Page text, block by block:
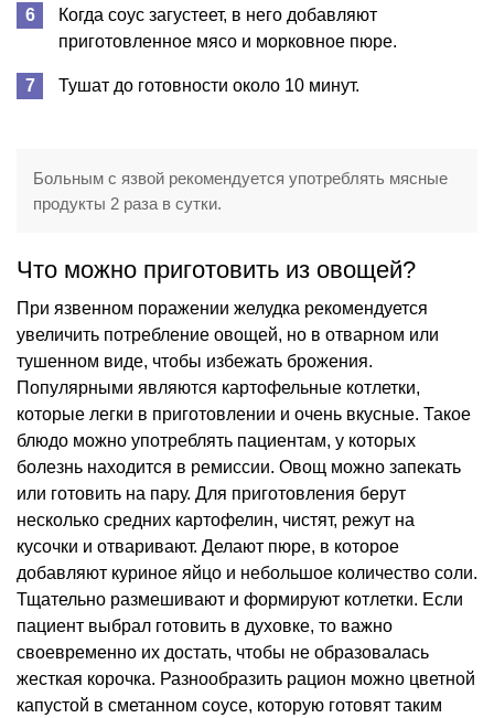
Когда соус загустеет, в него добавляют
приготовленное мясо и морковное пюре.
Тушат до готовности около 10 минут.
Больным с язвой рекомендуется употреблять мясные
продукты 2 раза в сутки.
Что можно приготовить из овощей?
При язвенном поражении желудка рекомендуется
увеличить потребление овощей, но в отварном или
тушенном виде, чтобы избежать брожения.
Популярными являются картофельные котлетки,
которые легки в приготовлении и очень вкусные. Такое
блюдо можно употреблять пациентам, у которых
болезнь находится в ремиссии. Овощ можно запекать
или готовить на пару. Для приготовления берут
несколько средних картофелин, чистят, режут на
кусочки и отваривают. Делают пюре, в которое
добавляют куриное яйцо и небольшое количество соли.
Тщательно размешивают и формируют котлетки. Если
пациент выбрал готовить в духовке, то важно
своевременно их достать, чтобы не образовалась
жесткая корочка. Разнообразить рацион можно цветной
капустой в сметанном соусе, которую готовят таким